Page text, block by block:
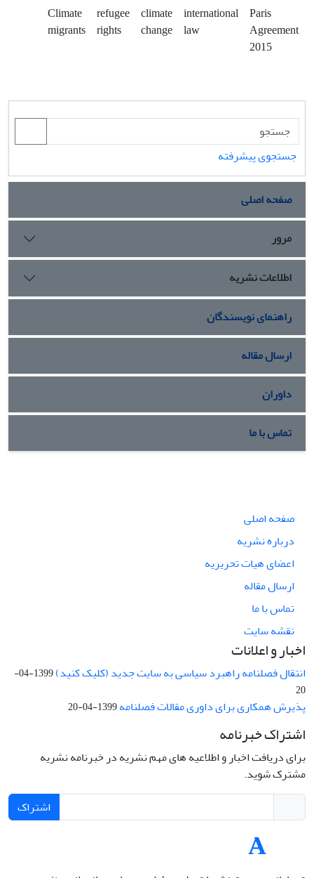
Climate
migrants
refugee
rights
climate
change
international
law
Paris
Agreement
2015
جستجوی پیشرفته
صفحه اصلی
مرور
اطلاعات نشریه
راهنمای نویسندگان
ارسال مقاله
داوران
تماس با ما
صفحه اصلی
درباره نشریه
اعضای هیات تحریریه
ارسال مقاله
تماس با ما
نقشه سایت
اخبار و اعلانات
انتقال فصلنامه راهبرد سیاسی به سایت جدید (کلیک کنید)
1399-04-
20
پذیرش همکاری برای داوری مقالات فصلنامه1399-04-20
اشتراک خبرنامه
برای دریافت اخبار و اطلاعیه های مهم نشریه در خبرنامه نشریه
مشترک شوید.
اشتراک